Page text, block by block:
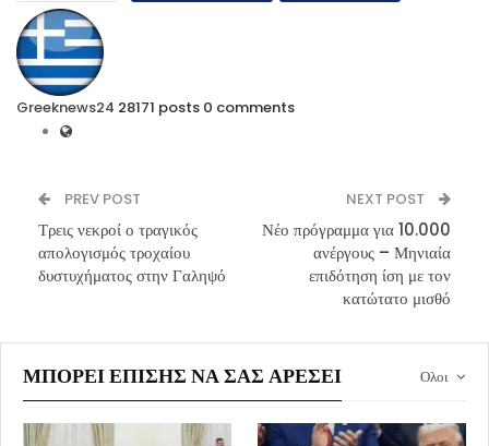
Greeknews24 28171 posts 0 comments
PREV POST
Τρεις νεκροί ο τραγικός
απολογισμός τροχαίου
δυστυχήματος στην Γαληψό
NEXT POST
Νέο πρόγραμμα για 10.000
ανέργους – Μηνιαία
επιδότηση ίση με τον
κατώτατο μισθό
Ολοι
ΜΠΟΡΕΊ ΕΠΊΣΗΣ ΝΑ ΣΑΣ ΑΡΈΣΕΙ